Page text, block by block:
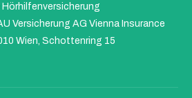
Hörhilfenversicherung
Versicherung AG Vienna Insurance
Wien, Schottenring 15